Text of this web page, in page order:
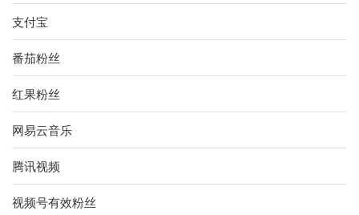
支付宝
番茄粉丝
红果粉丝
网易云音乐
腾讯视频
视频号有效粉丝